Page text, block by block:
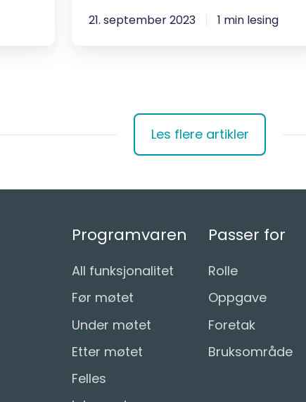
21. september 2023 1 min lesing
Les flere artikler
Programvaren
All funksjonalitet
Før møtet
Under møtet
Etter møtet
Felles
Passer for
Rolle
Oppgave
Foretak
Bruksområde